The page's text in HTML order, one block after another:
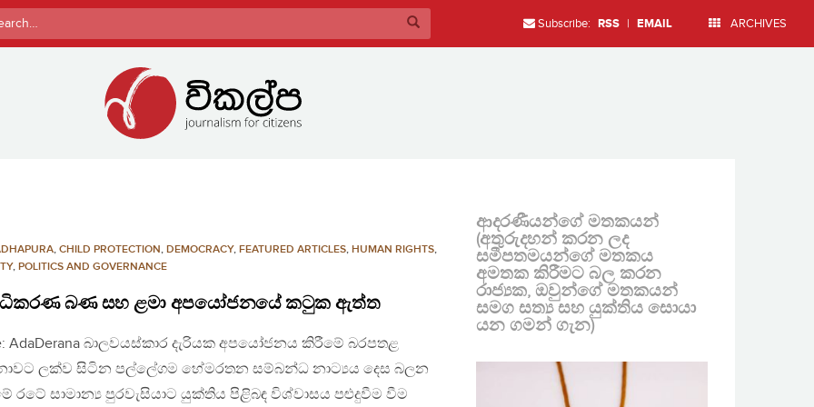
Subscribe: RSS | EMAIL ARCHIVES
, CHILD PROTECTION, DEMOCRACY, FEATURED ARTICLES, HUMAN RIGHTS,
, POLITICS AND GOVERNANCE
බණ සහ ළමා අපයෝජනයේ කටුක ඇත්ත
AdaDerana බාලවයස්කාර දැරියක අපයෝජනය කිරීමේ බරපතළ
ලක්ව සිටින පල්ලේගම හේමරතන සම්බන්ධ නාට්‍යය දෙස බලන
රටේ සාමාන්‍ය පුරවැසියාට යුක්තිය පිළිබඳ විශ්වාසය පළුදුවීම වීම
ආදරණීයන්ගේ මතකයන්
(අතුරුදහන් කරන ලද
සමීපතමයන්ගේ මතකය
අමතක කිරීමට බල කරන
රාජ්‍යක, ඔවුන්ගේ මතකයන්
සමග සත්‍ය සහ යුක්තිය සොයා
යන ගමන් ගැන)